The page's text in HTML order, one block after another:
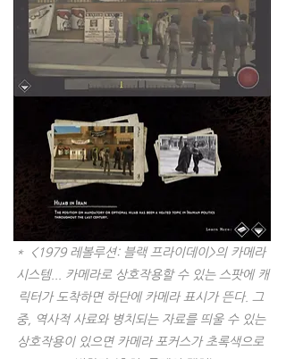
*  <1979 레볼루션: 블랙 프라이데이>의 카메라
시스템... 카메라로 상호작용할 수 있는 스팟에 캐
릭터가 도착하면 하단에 카메라 표시가 뜬다. 그
중, 역사적 사료와 병치되는 자료를 띄울 수 있는
상호작용이 있으면 카메라 포커스가 초록색으로